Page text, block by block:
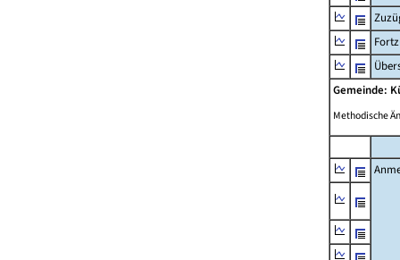
Gemeinde:
Methodische